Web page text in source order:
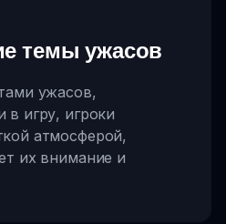
темы ужасов
ужасов,
в игру, игроки
атмосферой,
их внимание и